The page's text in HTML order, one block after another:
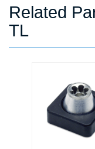
Related
TL